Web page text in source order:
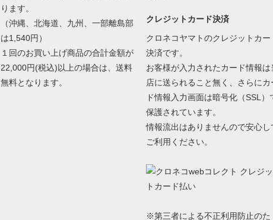
ります。
（沖縄、北海道、九州、一部離島部
は1,540円）
１回のお買い上げ商品の合計金額が
22,000円(税込)以上の場合は、送料
無料となります。
クレジットカード決済
クロネコヤマトのクレジットカー
決済です。
お客様が入力されたカード情報は
店に送られること無く、さらにカ
ド情報入力画面は暗号化（SSL）
保護されています。
情報流出はありませんので安心し
ご利用ください。
※第三者による不正利用防止のた